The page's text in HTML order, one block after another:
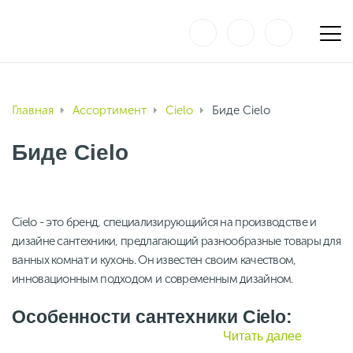
Главная Ассортимент Cielo Биде Cielo
Биде Cielo
Cielo - это бренд, специализирующийся на производстве и
дизайне сантехники, предлагающий разнообразные товары для
ванных комнат и кухонь. Он известен своим качеством,
инновационным подходом и современным дизайном.
Особенности сантехники Cielo:
Инновационные технологии: Cielo использует
Читать далее